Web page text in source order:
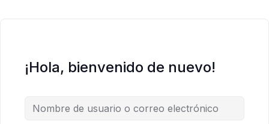
¡Hola, bienvenido de nuevo!